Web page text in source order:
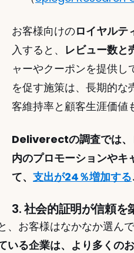
お客様向けのロイヤルテ
入すると、 レビュー数と
ャーやクーポンを提供し
を促す施策は、長期的な
客維持率と顧客生涯価値
Deliverectの調査では、
内のプロモーションやキ
て、 支出が24％増加する
3. 社会的証明が信頼を
お客様はなかなか選んで
いる企業は、より多くの